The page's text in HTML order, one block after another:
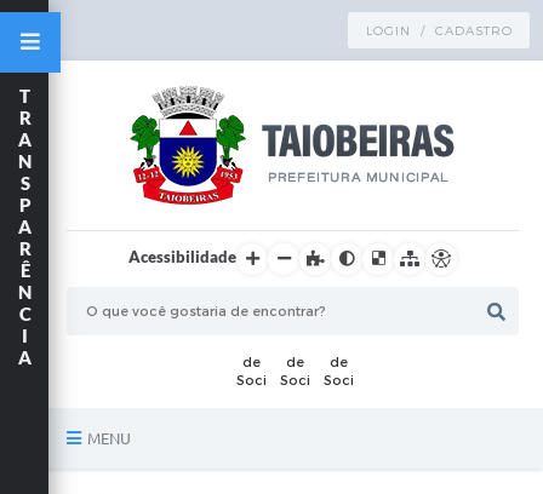
LOGIN / CADASTRO
Acessibilidade
MENU
T
R
A
N
S
P
A
R
Ê
N
C
I
A